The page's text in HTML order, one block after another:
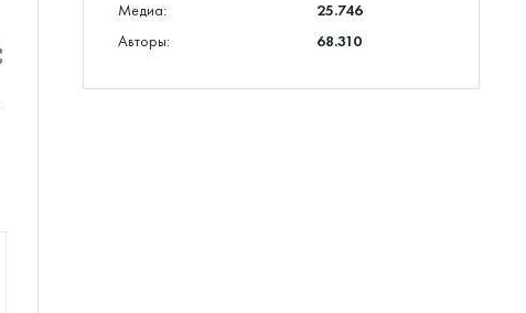
Медиа:
25.746
Авторы:
68.310